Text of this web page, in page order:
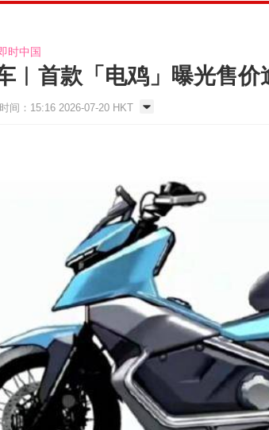
时中国
︱首款「电鸡」曝光售
间：15:16 2026-07-20 HKT